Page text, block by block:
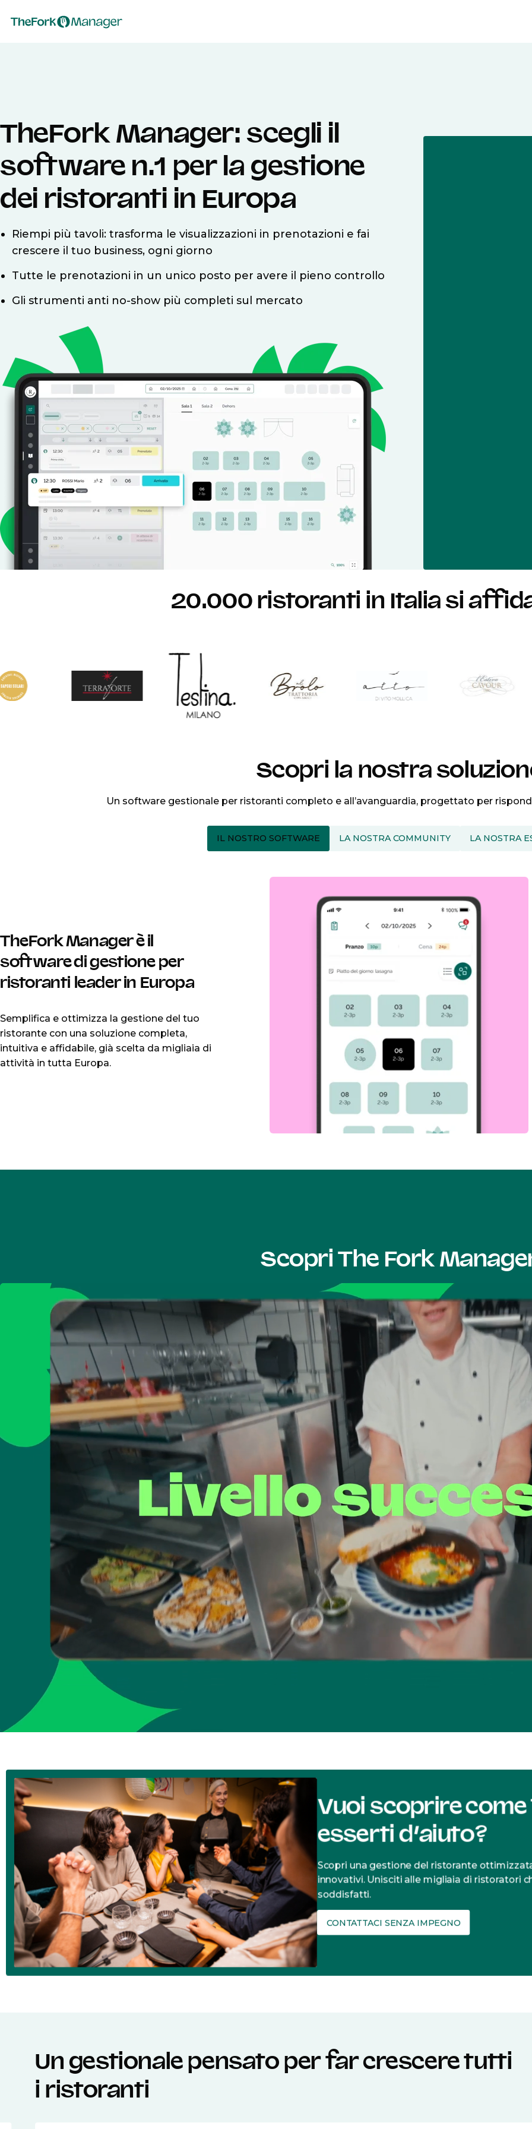
TheFork Manager: scegli il
software n.1 per la gestione
dei ristoranti in Europa
Riempi più tavoli: trasforma le visualizzazioni in prenotazioni e fai
crescere il tuo business, ogni giorno
Tutte le prenotazioni in un unico posto per avere il pieno controllo
Gli strumenti anti no-show più completi sul mercato
20.000 ristoranti in Italia si
Scopri la nostra
Un software gestionale per ristoranti completo e all’avanguardia, progettato per
IL NOSTRO SOFTWARE LA NOSTRA COMMUNITY LA NOSTRA
TheFork Manager è il
software di gestione per
ristoranti leader in Europa
Semplifica e ottimizza la gestione del tuo
ristorante con una soluzione completa,
intuitiva e affidabile, già scelta da migliaia di
attività in tutta Europa.
Scopri The Fork
Vuoi scoprire
esserti d’aiuto?
Scopri una gestione del ristorante
innovativi. Unisciti alle migliaia di ristoratori
soddisfatti.
CONTATTACI SENZA IMPEGNO
Un gestionale pensato per far crescere tutti
i ristoranti